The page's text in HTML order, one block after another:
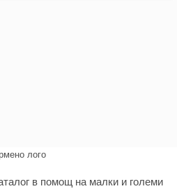
в помощ на малки и големи